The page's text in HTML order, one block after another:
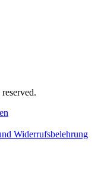
Widerrufsbelehrung